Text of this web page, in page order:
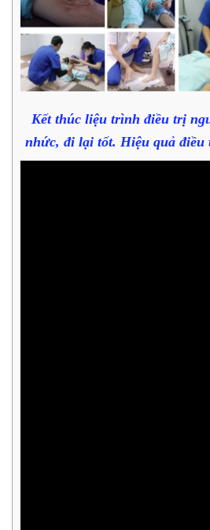
Kết thúc liệu trình điều trị
nhức, đi lại tốt. Hiệu quả